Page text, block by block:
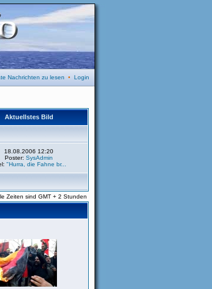
Nachrichten zu lesen • Login
Aktuellstes Bild
18.08.2006 12:20
Poster: SysAdmin
"Hurra, die Fahne br...
Zeiten sind GMT + 2 Stunden